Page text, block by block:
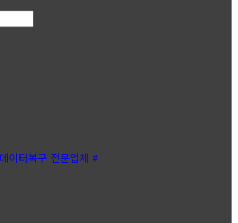
이터복구 전문업체 #